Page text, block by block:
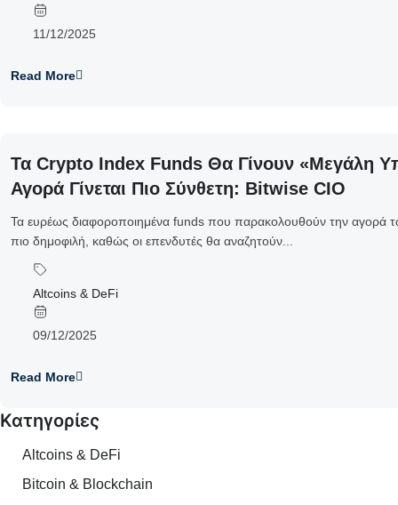
11/12/2025
Read More
Τα Crypto Index Funds Θα Γίνουν «μεγάλη
Αγορά Γίνεται Πιο Σύνθετη: Bitwise CIO
Τα ευρέως διαφοροποιημένα funds που παρακολουθούν την αγορά
πιο δημοφιλή, καθώς οι επενδυτές θα αναζητούν...
Altcoins & DeFi
09/12/2025
Read More
Κατηγορίες
Altcoins & DeFi
Bitcoin & Blockchain